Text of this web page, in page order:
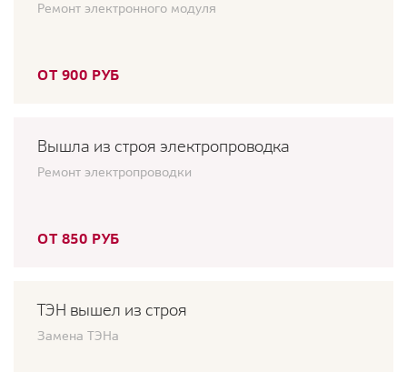
Ремонт электронного модуля
ОТ 900 РУБ
Вышла из строя электропроводка
Ремонт электропроводки
ОТ 850 РУБ
ТЭН вышел из строя
Замена ТЭНа